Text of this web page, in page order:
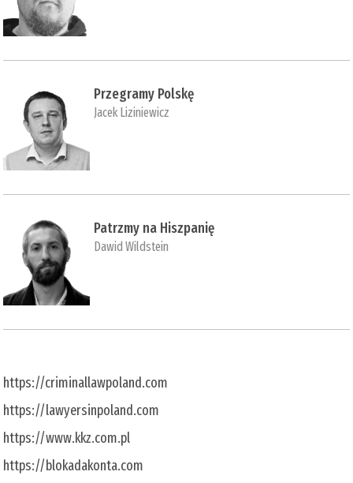
Przegramy Polskę
Jacek Liziniewicz
Patrzmy na Hiszpanię
Dawid Wildstein
https://criminallawpoland.com
https://lawyersinpoland.com
https://www.kkz.com.pl
https://blokadakonta.com